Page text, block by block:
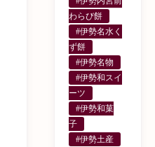
わらび餅
#伊勢名水く
ず餅
#伊勢名物
#伊勢和スイ
ーツ
#伊勢和菓
子
#伊勢土産